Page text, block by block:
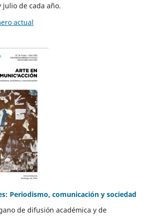
julio de cada año.
actual
Periodismo, comunicación y sociedad
de difusión académica y de